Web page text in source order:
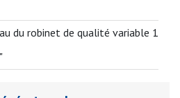
du robinet de qualité variable 1